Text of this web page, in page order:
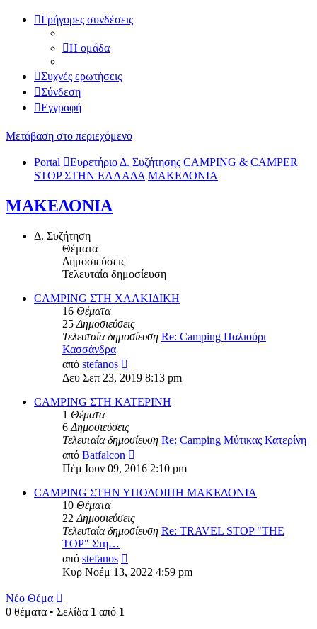
Γρήγορες συνδέσεις
Η ομάδα
Συχνές ερωτήσεις
Σύνδεση
Εγγραφή
Μετάβαση στο περιεχόμενο
Portal Ευρετήριο Δ. Συζήτησης CAMPING & CAMPER
STOP ΣΤΗN ΕΛΛΑΔΑ ΜΑΚΕΔΟΝΙΑ
ΜΑΚΕΔΟΝΙΑ
Δ. Συζήτηση
Θέματα
Δημοσιεύσεις
Τελευταία δημοσίευση
CAMPING ΣΤΗ ΧΑΛΚΙΔΙΚΗ
16 Θέματα
25 Δημοσιεύσεις
Τελευταία δημοσίευση Re: Camping Παλιούρι
Κασσάνδρα
από stefanos
της
τελευταίας
δημοσίευσης
Δευ Σεπ 23, 2019 8:13 pm
CAMPING ΣΤΗ ΚΑΤΕΡΙΝΗ
1 Θέματα
6 Δημοσιεύσεις
Τελευταία δημοσίευση Re: Camping Mύτικας Κατερίνη
από Batfalcon
της
τελευταίας
δημοσίευσης
Πέμ Ιουν 09, 2016 2:10 pm
CAMPING ΣΤΗΝ ΥΠΟΛΟΙΠΗ ΜΑΚΕΔΟΝΙΑ
10 Θέματα
22 Δημοσιεύσεις
Τελευταία δημοσίευση Re: TRAVEL STOP "THE
TOP" Στη…
από stefanos
της
Κυρ Νοέμ 13, 2022 4:59 pm
Νέο Θέμα
0 θέματα • Σελίδα 1 από 1